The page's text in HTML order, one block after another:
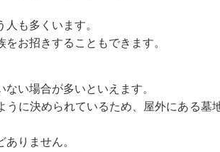
も多くいます。
お招きすることもできます。
い場合が多いといえます。
に決められているため、屋外にある墓
りません。